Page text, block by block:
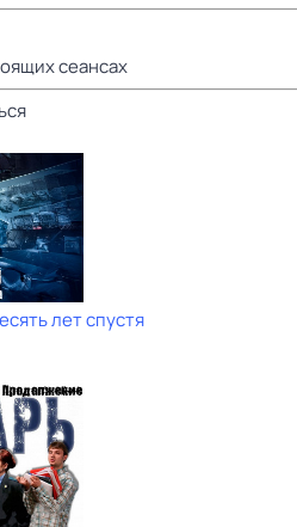
сеансах
лет спустя